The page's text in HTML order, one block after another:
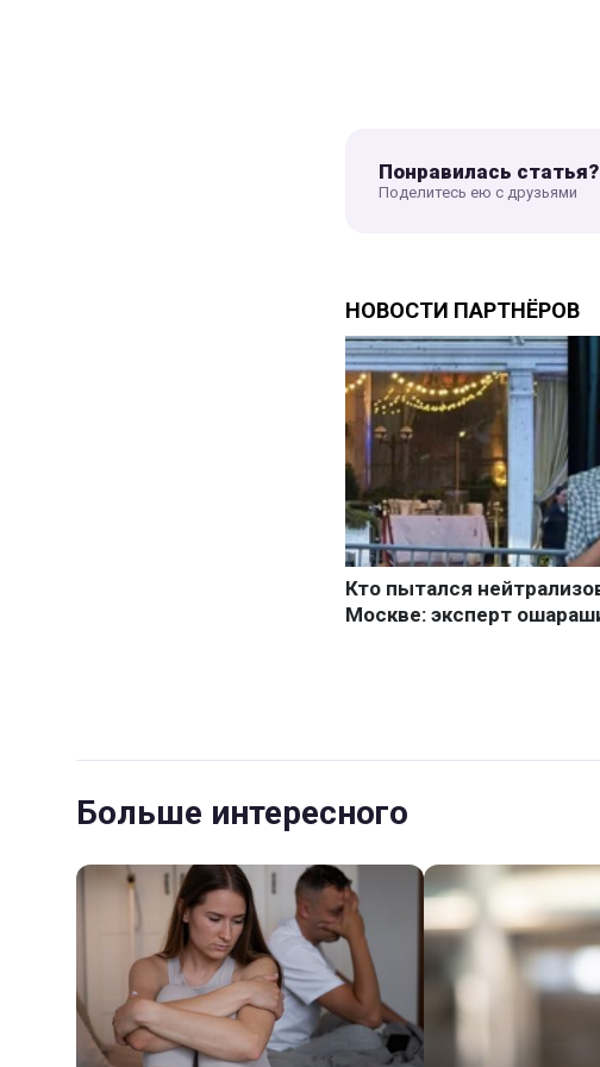
Понравилась статья?
Поделитесь ею с друзьями
Больше интересного